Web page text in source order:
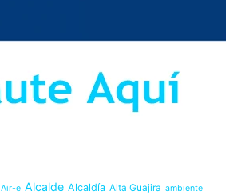
Air-e Alcalde Alcaldía Alta Guajira ambiente